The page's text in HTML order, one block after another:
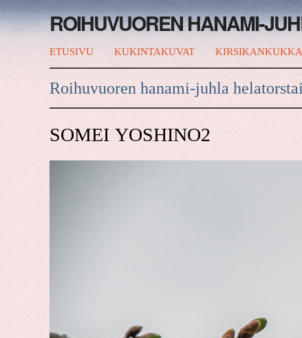
ROIHUVUOREN HANAMI-
ETUSIVU KUKINTAKUVAT
Roihuvuoren hanami-juhla
SOMEI YOSHINO2